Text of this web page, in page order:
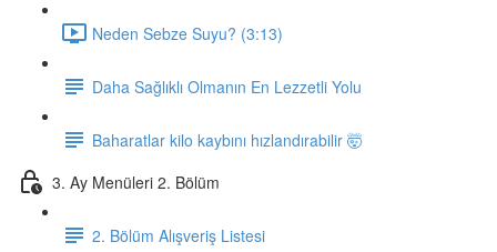
Neden Sebze Suyu? (3:13)
Daha Sağlıklı Olmanın En Lezzetli Yolu
Baharatlar kilo kaybını hızlandırabilir 🤯
3. Ay Menüleri 2. Bölüm
2. Bölüm Alışveriş Listesi